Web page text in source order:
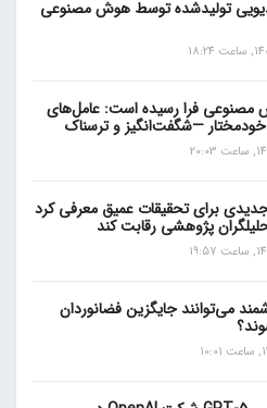
تولیدشده توسط هوش مصنوعی
فرا رسیده است: عامل‌های
—شگفت‌انگیز و ترسناک
جدیدی برای تحقیقات عمیق معرفی کرد
پژوهشی رقابت کند
می‌توانند جایگزین فضانوردان